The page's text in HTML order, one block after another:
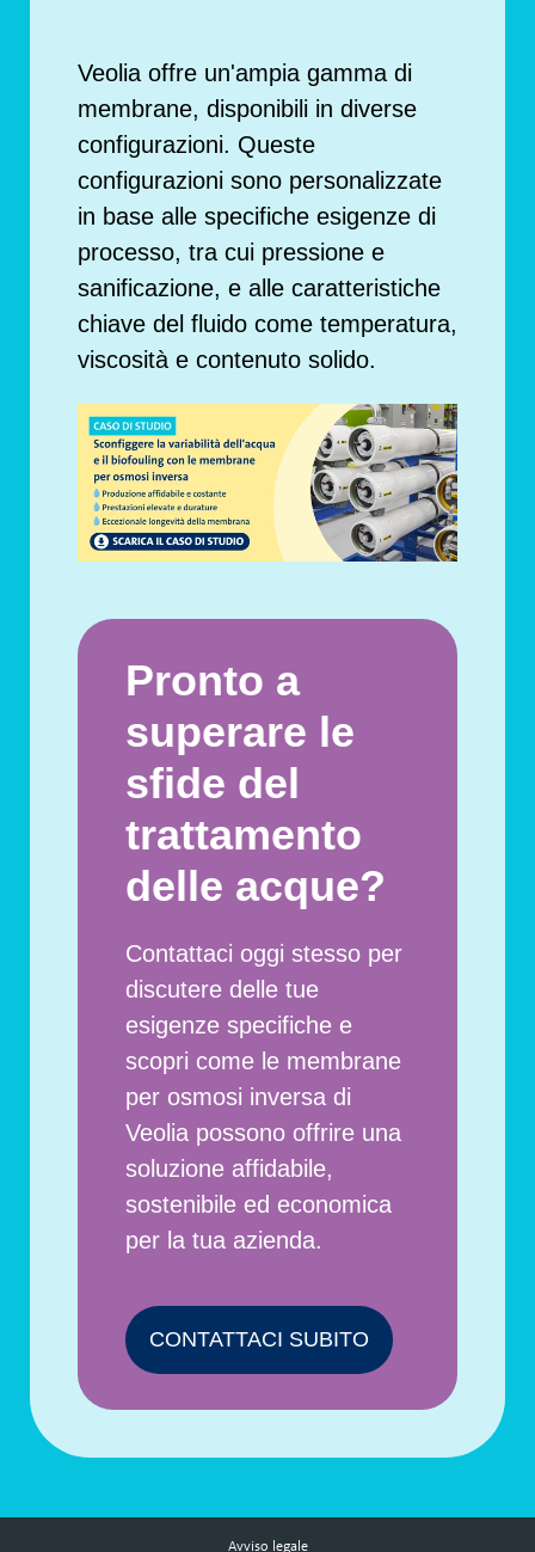
Veolia offre un'ampia gamma di
membrane, disponibili in diverse
configurazioni. Queste
configurazioni sono personalizzate
in base alle specifiche esigenze di
processo, tra cui pressione e
sanificazione, e alle caratteristiche
chiave del fluido come temperatura,
viscosità e contenuto solido.
Pronto a
superare le
sfide del
trattamento
delle acque?
Contattaci oggi stesso per
discutere delle tue
esigenze specifiche e
scopri come le membrane
per osmosi inversa di
Veolia possono offrire una
soluzione affidabile,
sostenibile ed economica
per la tua azienda.
CONTATTACI SUBITO
Avviso legale